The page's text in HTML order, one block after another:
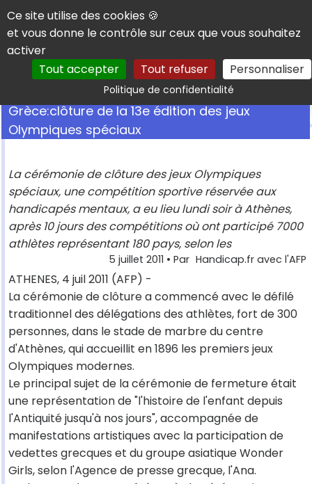
Panneau de gestion des cookies
Ce site utilise des cookies 🍪
et vous donne le contrôle sur ceux que vous souhaitez
activer
Tout accepter
Tout refuser Personnaliser
Politique de confidentialitéRechercher
Grèce:clôture de la 13e édition des jeux
Olympiques spéciaux
La cérémonie de clôture des jeux Olympiques
spéciaux, une compétition sportive réservée aux
handicapés mentaux, a eu lieu lundi soir à Athènes,
après 10 jours des compétitions où ont participé 7000
athlètes représentant 180 pays, selon les
5 juillet 2011 • Par Handicap.fr avec l'AFP
ATHENES, 4 juil 2011 (AFP) -
La cérémonie de clôture a commencé avec le défilé
traditionnel des délégations des athlètes, fort de 300
personnes, dans le stade de marbre du centre
d'Athènes, qui accueillit en 1896 les premiers jeux
Olympiques modernes.
Le principal sujet de la cérémonie de fermeture était
une représentation de "l'histoire de l'enfant depuis
l'Antiquité jusqu'à nos jours", accompagnée de
manifestations artistiques avec la participation de
vedettes grecques et du groupe asiatique Wonder
Girls, selon l'Agence de presse grecque, l'Ana.